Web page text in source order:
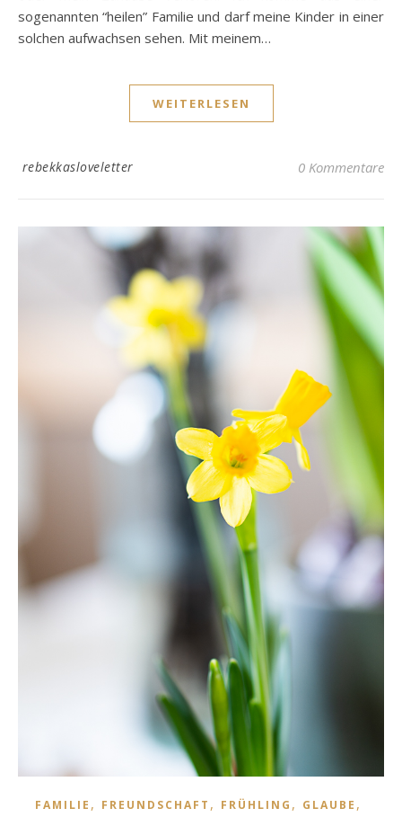
sogenannten “heilen” Familie und darf meine Kinder in einer
solchen aufwachsen sehen. Mit meinem…
WEITERLESEN
rebekkasloveletter 0 Kommentare
FAMILIE , FREUNDSCHAFT , FRÜHLING , GLAUBE ,